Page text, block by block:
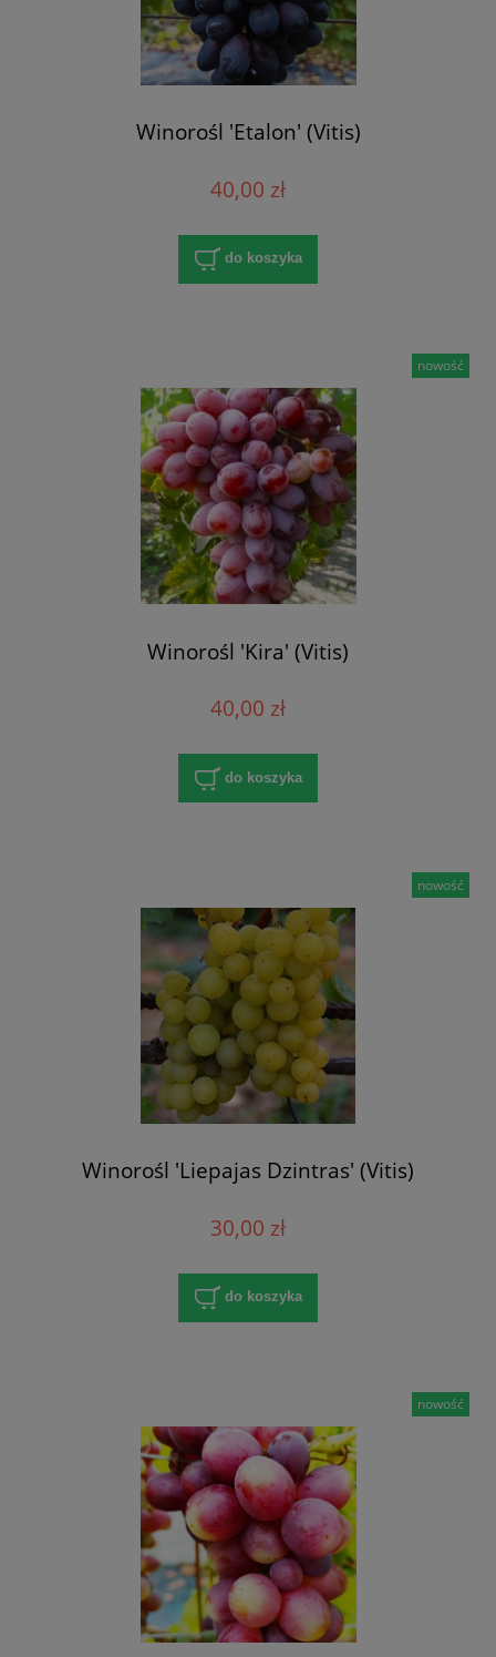
Winorośl 'Etalon' (Vitis)
40,00 zł
do koszyka
Winorośl 'Kira' (Vitis)
40,00 zł
do koszyka
nowość
Winorośl 'Liepajas Dzintras' (Vitis)
30,00 zł
do koszyka
nowość
nowość